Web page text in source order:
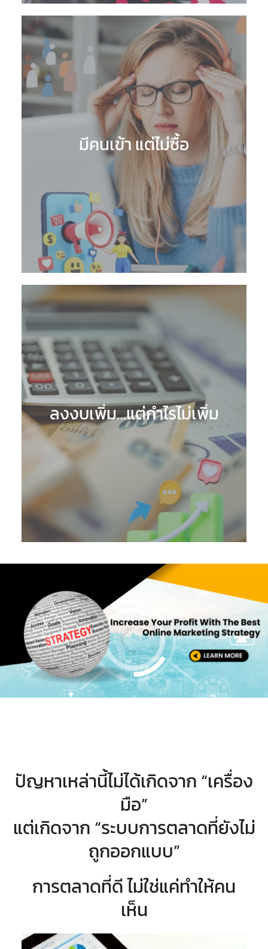
มีคนเข้า แต่ไม่ซื้อ
ลงงบเพิ่ม…แต่กำไรไม่เพิ่ม
ปัญหาเหล่านี้ไม่ได้เกิดจาก “เครื่อง
มือ”
แต่เกิดจาก “ระบบการตลาดที่ยังไม่
ถูกออกแบบ”
การตลาดที่ดี ไม่ใช่แค่ทำให้คน
เห็น